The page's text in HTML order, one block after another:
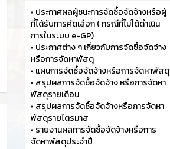
• ประกาศผลผู้ชนะการจัดซื้อจัดจ้างหรือผู้
ที่ได้รับการคัดเลือก ( กรณีที่ไม่ได้ดำเนิน
การในระบบ e-GP)
• ประกาศต่าง ๆ เกี่ยวกับการจัดซื้อจัดจ้าง
หรือการจัดหาพัสดุ
• แผนการจัดซื้อจัดจ้างหรือการจัดหาพัสดุ
• สรุปผลการจัดซื้อจัดจ้าง หรือการจัดหา
พัสดุรายเดือน
• สรุปผลการจัดซื้อจัดจ้างหรือการจัดหา
พัสดุรายไตรมาส
• รายงานผลการจัดซื้อจัดจ้างหรือการ
จัดหาพัสดุประจำปี